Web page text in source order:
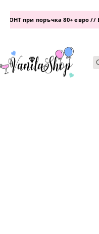
при поръчка 80+ евро //